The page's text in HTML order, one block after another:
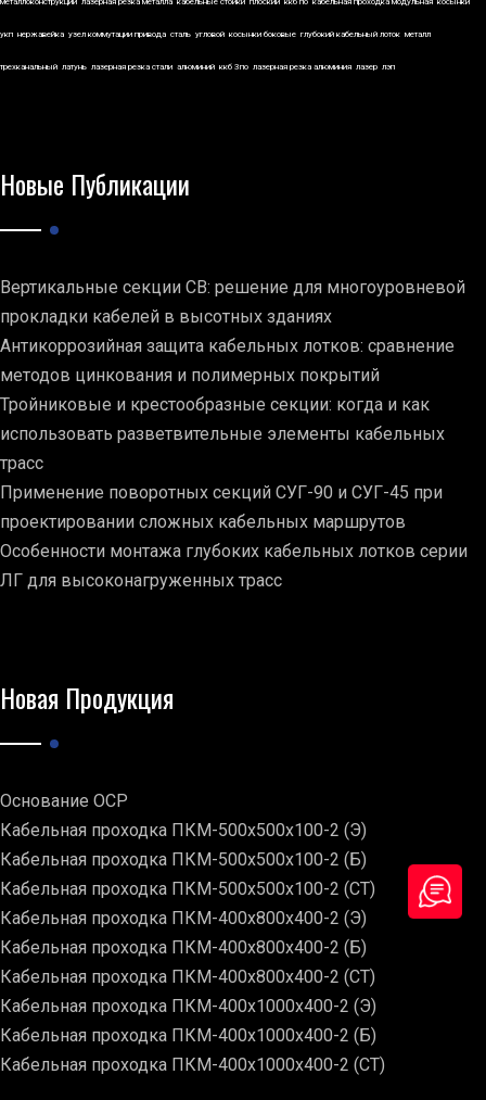
укп нержавейка узел коммутации привода сталь угловой косынки боковые глубокий кабельный лоток металл
трехканальный латунь лазерная резка стали алюминий ккб 3по лазерная резка алюминия лазер лэп
Новые Публикации
Вертикальные секции СВ: решение для многоуровневой
прокладки кабелей в высотных зданиях
Антикоррозийная защита кабельных лотков: сравнение
методов цинкования и полимерных покрытий
Тройниковые и крестообразные секции: когда и как
использовать разветвительные элементы кабельных
трасс
Применение поворотных секций СУГ-90 и СУГ-45 при
проектировании сложных кабельных маршрутов
Особенности монтажа глубоких кабельных лотков серии
ЛГ для высоконагруженных трасс
Новая Продукция
Основание ОСР
Кабельная проходка ПКМ-500х500х100-2 (Э)
Кабельная проходка ПКМ-500х500х100-2 (Б)
Кабельная проходка ПКМ-500х500х100-2 (СТ)
Кабельная проходка ПКМ-400х800х400-2 (Э)
Кабельная проходка ПКМ-400х800х400-2 (Б)
Кабельная проходка ПКМ-400х800х400-2 (СТ)
Кабельная проходка ПКМ-400х1000х400-2 (Э)
Кабельная проходка ПКМ-400х1000х400-2 (Б)
Кабельная проходка ПКМ-400х1000х400-2 (СТ)